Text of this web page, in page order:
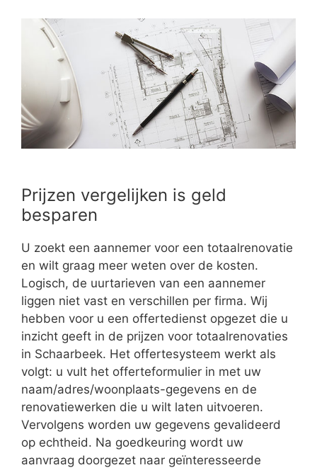
Prijzen vergelijken is geld
besparen
U zoekt een aannemer voor een totaalrenovatie
en wilt graag meer weten over de kosten.
Logisch, de uurtarieven van een aannemer
liggen niet vast en verschillen per firma. Wij
hebben voor u een offertedienst opgezet die u
inzicht geeft in de prijzen voor totaalrenovaties
in Schaarbeek. Het offertesysteem werkt als
volgt: u vult het offerteformulier in met uw
naam/adres/woonplaats-gegevens en de
renovatiewerken die u wilt laten uitvoeren.
Vervolgens worden uw gegevens gevalideerd
op echtheid. Na goedkeuring wordt uw
aanvraag doorgezet naar geïnteresseerde